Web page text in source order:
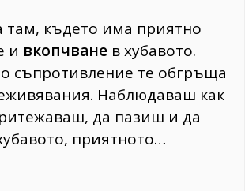
там, където има приятно
и вкопчване в хубавото.
съпротивление те обгръща
Наблюдаваш как
да пазиш и да
приятното…